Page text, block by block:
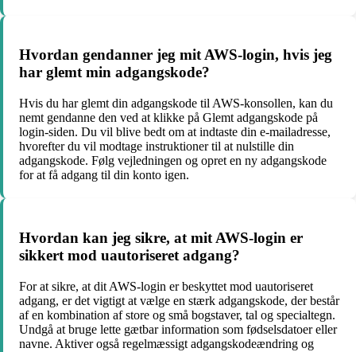
Hvordan gendanner jeg mit AWS-login, hvis jeg
har glemt min adgangskode?
Hvis du har glemt din adgangskode til AWS-konsollen, kan du
nemt gendanne den ved at klikke på Glemt adgangskode på
login-siden. Du vil blive bedt om at indtaste din e-mailadresse,
hvorefter du vil modtage instruktioner til at nulstille din
adgangskode. Følg vejledningen og opret en ny adgangskode
for at få adgang til din konto igen.
Hvordan kan jeg sikre, at mit AWS-login er
sikkert mod uautoriseret adgang?
For at sikre, at dit AWS-login er beskyttet mod uautoriseret
adgang, er det vigtigt at vælge en stærk adgangskode, der består
af en kombination af store og små bogstaver, tal og specialtegn.
Undgå at bruge lette gætbar information som fødselsdatoer eller
navne. Aktiver også regelmæssigt adgangskodeændring og